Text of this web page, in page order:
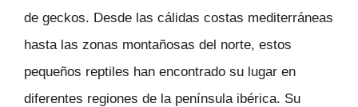
de geckos. Desde las cálidas costas mediterráneas
hasta las zonas montañosas del norte, estos
pequeños reptiles han encontrado su lugar en
diferentes regiones de la península ibérica. Su